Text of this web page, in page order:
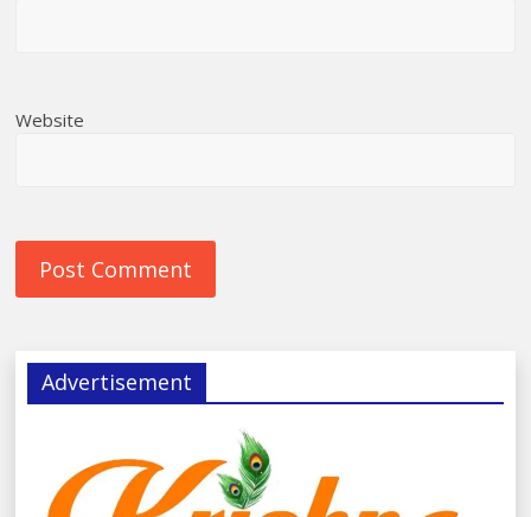
Website
Advertisement